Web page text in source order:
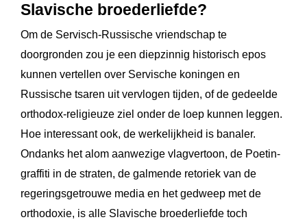
Slavische broederliefde?
Om de Servisch-Russische vriendschap te
doorgronden zou je een diepzinnig historisch epos
kunnen vertellen over Servische koningen en
Russische tsaren uit vervlogen tijden, of de gedeelde
orthodox-religieuze ziel onder de loep kunnen leggen.
Hoe interessant ook, de werkelijkheid is banaler.
Ondanks het alom aanwezige vlagvertoon, de Poetin-
graffiti in de straten, de galmende retoriek van de
regeringsgetrouwe media en het gedweep met de
orthodoxie, is alle Slavische broederliefde toch